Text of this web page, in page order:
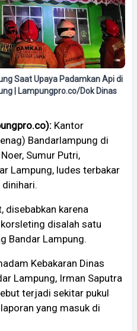
Saat Upaya Padamkan Api di
| Lampungpro.co/Dok Dinas
Kantor
Bandarlampung di
Sumur Putri,
Lampung, ludes terbakar
disebabkan karena
disalah satu
Bandar Lampung.
Kebakaran Dinas
Lampung, Irman Saputra
terjadi sekitar pukul
yang masuk di